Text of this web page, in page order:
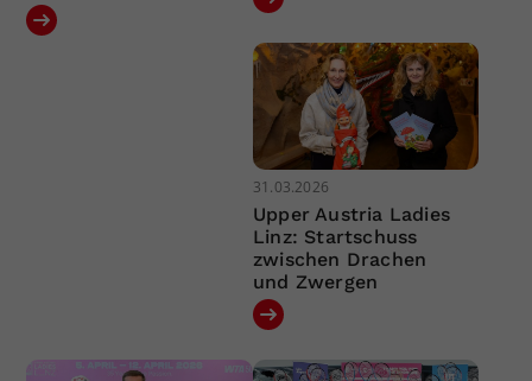
31.03.2026
Upper Austria Ladies
Linz: Startschuss
zwischen Drachen
und Zwergen